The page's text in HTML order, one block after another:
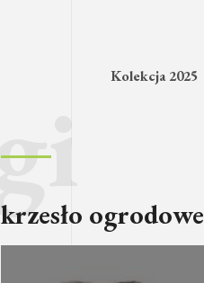
Kolekcja 2025
krzesło ogrodowe